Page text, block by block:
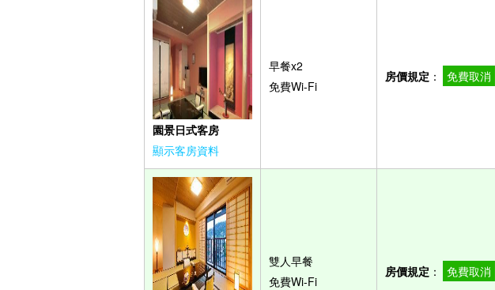
園景日式客房
顯示客房資料
早餐x2
免費Wi-Fi
房價規定 ： 免費取消
雙人早餐
免費Wi-Fi
房價規定 ： 免費取消